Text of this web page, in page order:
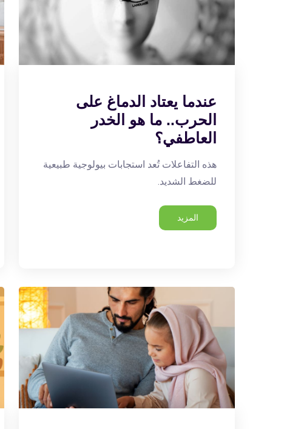
عندما يعتاد الدماغ على
الحرب.. ما هو الخدر
العاطفي؟
هذه التفاعلات تُعد استجابات بيولوجية طبيعية
للضغط الشديد.
المزيد